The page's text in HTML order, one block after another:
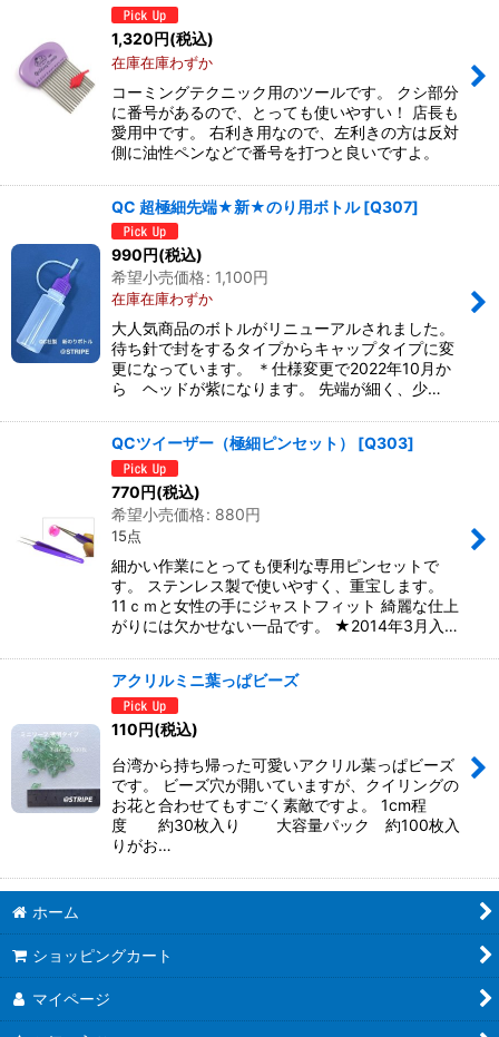
1,320円(税込)
在庫在庫わずか
コーミングテクニック用のツールです。 クシ部分
に番号があるので、とっても使いやすい！ 店長も
愛用中です。 右利き用なので、左利きの方は反対
側に油性ペンなどで番号を打つと良いですよ。
QC 超極細先端★新★のり用ボトル [Q307]
990円(税込)
希望小売価格: 1,100円
在庫在庫わずか
大人気商品のボトルがリニューアルされました。
待ち針で封をするタイプからキャップタイプに変
更になっています。 ＊仕様変更で2022年10月か
ら ヘッドが紫になります。 先端が細く、少…
QCツイーザー（極細ピンセット） [Q303]
770円(税込)
希望小売価格: 880円
15点
細かい作業にとっても便利な専用ピンセットで
す。 ステンレス製で使いやすく、重宝します。
11ｃｍと女性の手にジャストフィット 綺麗な仕上
がりには欠かせない一品です。 ★2014年3月入…
アクリルミニ葉っぱビーズ
110円(税込)
台湾から持ち帰った可愛いアクリル葉っぱビーズ
です。 ビーズ穴が開いていますが、クイリングの
お花と合わせてもすごく素敵ですよ。 1cm程
度 約30枚入り 大容量パック 約100枚入
りがお…
ホーム
ショッピングカート
マイページ